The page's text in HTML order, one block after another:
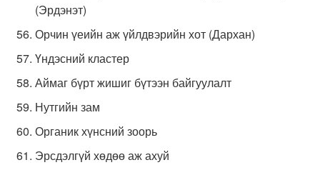
(Эрдэнэт)
Орчин үеийн аж үйлдвэрийн хот (Дархан)
Үндэсний кластер
Аймаг бүрт жишиг бүтээн байгуулалт
Нутгийн зам
Органик хүнсний зоорь
Эрсдэлгүй хөдөө аж ахуй